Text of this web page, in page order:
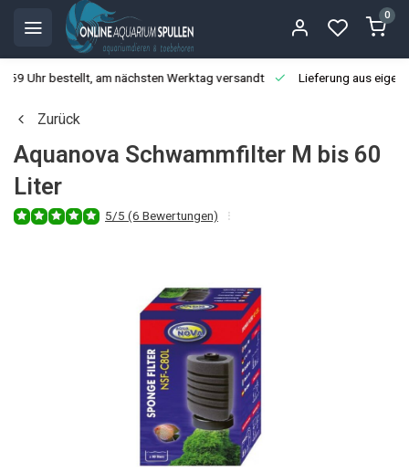
0
Uhr bestellt, am nächsten Werktag versandt Lieferung aus
Zurück
Aquanova Schwammfilter M bis 60
Liter
5/5 (6 Bewertungen)